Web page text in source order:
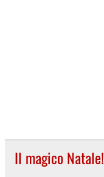
Il magico Natale!